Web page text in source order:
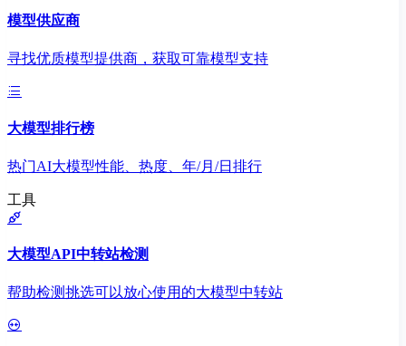
模型供应商
寻找优质模型提供商，获取可靠模型支持
大模型排行榜
热门AI大模型性能、热度、年/月/日排行
工具
大模型API中转站检测
帮助检测挑选可以放心使用的大模型中转站